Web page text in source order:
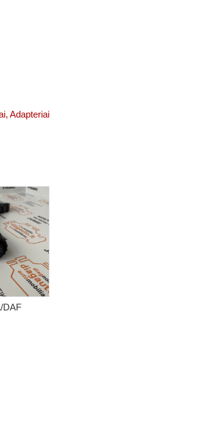
Adapteriai
DAF